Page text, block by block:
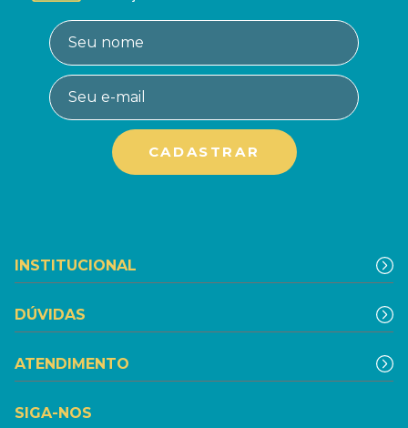
INSTITUCIONAL
DÚVIDAS
ATENDIMENTO
SIGA-NOS